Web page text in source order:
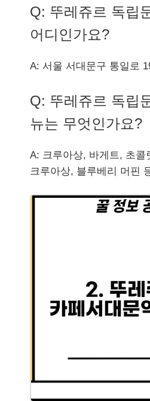
Q: 뚜레쥬르 독립
어디인가요?
A: 서울 서대문구 통일로
Q: 뚜레쥬르 독립
뉴는 무엇인가요?
A: 크루아상, 바게트, 초콜
크루아상, 블루베리 머핀